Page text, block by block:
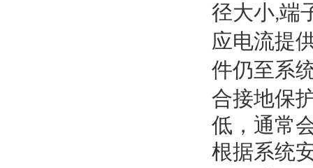
径大小,端
应电流提
件仍至系
合接地保
低，通常
根据系统